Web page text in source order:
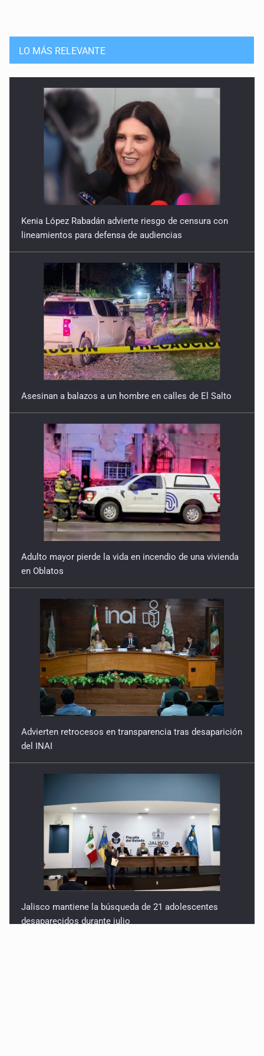
LO MÁS RELEVANTE
Kenia López Rabadán advierte riesgo de censura con
lineamientos para defensa de audiencias
Asesinan a balazos a un hombre en calles de El Salto
Adulto mayor pierde la vida en incendio de una vivienda
en Oblatos
Advierten retrocesos en transparencia tras desaparición
del INAI
Jalisco mantiene la búsqueda de 21 adolescentes
desaparecidos durante julio